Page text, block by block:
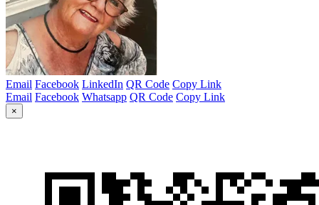
Email Facebook LinkedIn QR Code Copy Link
Email Facebook Whatsapp QR Code Copy Link
×